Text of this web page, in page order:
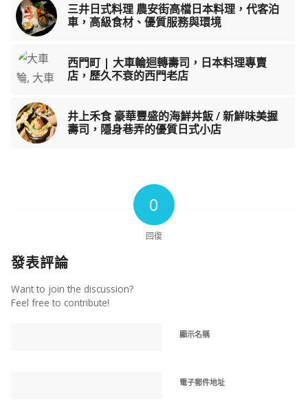
三井日式料理 農安街高檔日本料理，代客泊
車，高級食材、優質服務與環境
西門町 | 大車輪迴轉壽司，日本料理專賣
店，歷久不衰的西門老店
井上禾食 豪華豐盛的海鮮丼飯 / 新鮮味美握
壽司，隱身巷弄的優質日式小店
0
回復
發表評論
Want to join the discussion?
Feel free to contribute!
顯示名稱
電子郵件地址